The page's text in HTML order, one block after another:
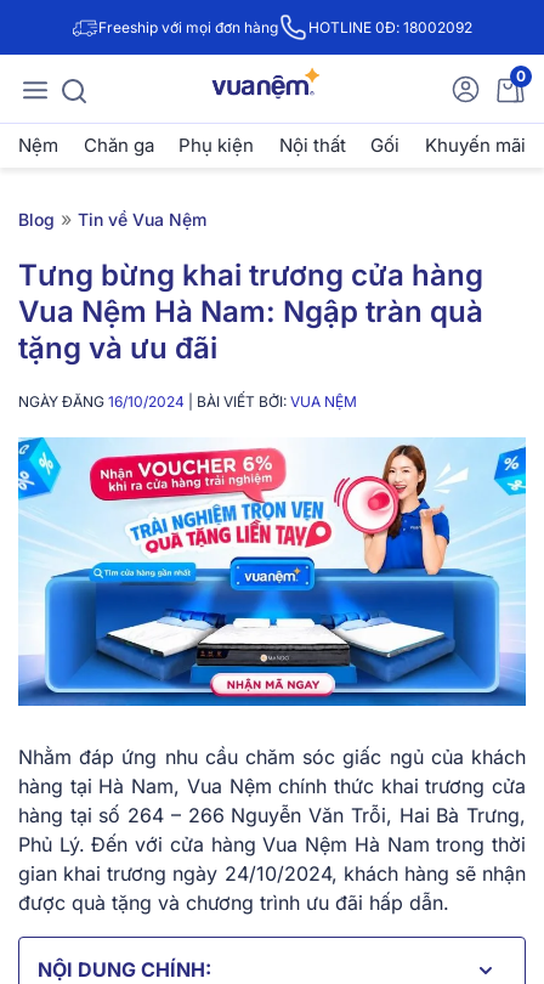
Freeship với mọi đơn hàng HOTLINE 0Đ: 18002092
0
Nệm Chăn ga Phụ kiện Nội thất Gối Khuyến mãi
Blog » Tin về Vua Nệm
Tưng bừng khai trương cửa hàng
Vua Nệm Hà Nam: Ngập tràn quà
tặng và ưu đãi
NGÀY ĐĂNG 16/10/2024 | BÀI VIẾT BỞI: VUA NỆM
Nhằm đáp ứng nhu cầu chăm sóc giấc ngủ của khách
hàng tại Hà Nam, Vua Nệm chính thức khai trương cửa
hàng tại số 264 – 266 Nguyễn Văn Trỗi, Hai Bà Trưng,
Phủ Lý. Đến với cửa hàng Vua Nệm Hà Nam trong thời
gian khai trương ngày 24/10/2024, khách hàng sẽ nhận
được quà tặng và chương trình ưu đãi hấp dẫn.
NỘI DUNG CHÍNH: